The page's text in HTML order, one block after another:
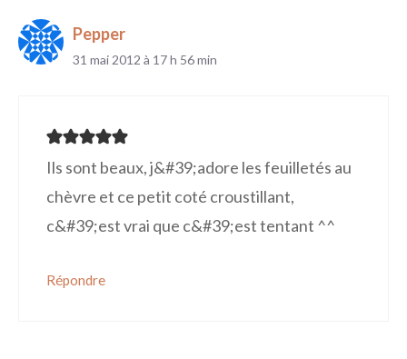
Pepper
31 mai 2012 à 17 h 56 min
Ils sont beaux, j&#39;adore les feuilletés au
chèvre et ce petit coté croustillant,
c&#39;est vrai que c&#39;est tentant ^^
Répondre